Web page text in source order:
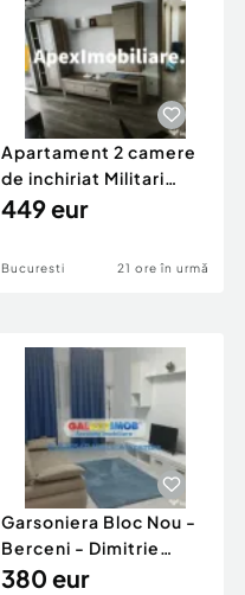
Apartament 2 camere
de inchiriat Militari
București | ApexI
449 eur
Bucuresti 21 ore în urmă
Garsoniera Bloc Nou -
Berceni - Dimitrie
Leonida
380 eur